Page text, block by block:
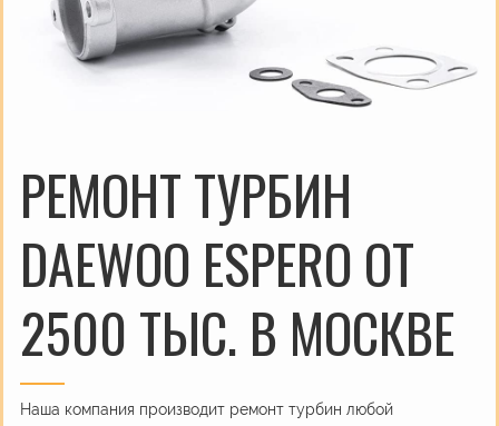
РЕМОНТ ТУРБИН
DAEWOO ESPERO ОТ
2500 ТЫС. В МОСКВЕ
Наша компания производит ремонт турбин любой